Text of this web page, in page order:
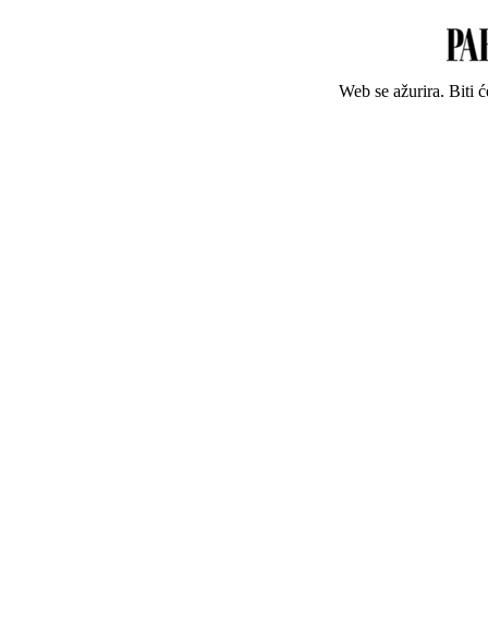
Web se ažurira. Biti